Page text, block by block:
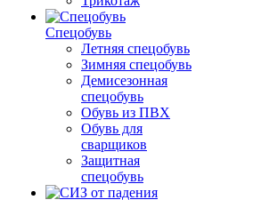
Спецобувь
Летняя спецобувь
Зимняя спецобувь
Демисезонная
спецобувь
Обувь из ПВХ
Обувь для
сварщиков
Защитная
спецобувь